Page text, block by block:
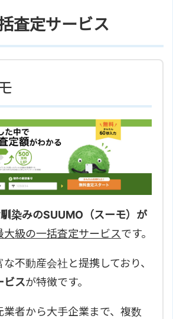
査定サービス
染みのSUUMO（スーモ）が
大級の一括査定サービスです。
不動産会社と提携しており、
ビスが特徴です。
業者から大手企業まで、複数